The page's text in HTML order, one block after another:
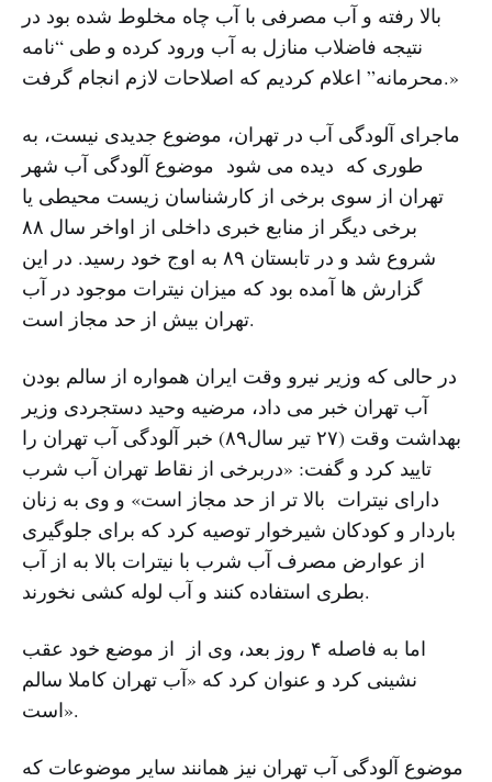
بالا رفته و آب مصرفی با آب چاه مخلوط شده بود در
نتیجه فاضلاب منازل به آب ورود کرده و طی “نامه
محرمانه” اعلام کردیم که اصلاحات لازم انجام گرفت.»
ماجرای آلودگی آب در تهران، موضوع جدیدی نیست، به
طوری که دیده می شود موضوع آلودگی آب شهر
تهران از سوی برخی از کارشناسان زیست محیطی یا
برخی دیگر از منابع خبری داخلی از اواخر سال ۸۸
شروع شد و در تابستان ۸۹ به اوج خود رسید. در این
گزارش ها آمده بود که میزان نیترات موجود در آب
تهران بیش از حد مجاز است.
در حالی که وزیر نیرو وقت ایران همواره از سالم بودن
آب تهران خبر می داد، مرضیه وحید دستجردی وزیر
بهداشت وقت (۲۷ تیر سال۸۹) خبر آلودگی آب تهران را
تایید کرد و گفت: «دربرخی از نقاط تهران آب شرب
دارای نیترات بالا تر از حد مجاز است» و وی به زنان
باردار و کودکان شیرخوار توصیه کرد که برای جلوگیری
از عوارض مصرف آب شرب با نیترات بالا به از آب
بطری استفاده کنند و آب لوله کشی نخورند.
اما به فاصله ۴ روز بعد، وی از از موضع خود عقب
نشینی کرد و عنوان کرد که «آب تهران کاملا سالم
است».
موضوع آلودگی آب تهران نیز همانند سایر موضوعات که